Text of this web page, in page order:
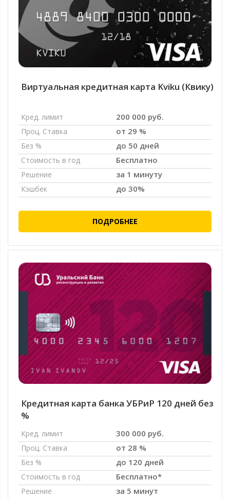
Виртуальная кредитная карта Kviku (Квику)
Кред. лимит 200 000 руб.
Проц. Ставка от 29 %
Без % до 50 дней
Стоимость в год Бесплатно
Решение за 1 минуту
Кэшбек до 30%
ПОДРОБНЕЕ
Кредитная карта банка УБРиР 120 дней без
%
Кред. лимит 300 000 руб.
Проц. Ставка от 28 %
Без % до 120 дней
Стоимость в год Бесплатно*
Решение за 5 минут